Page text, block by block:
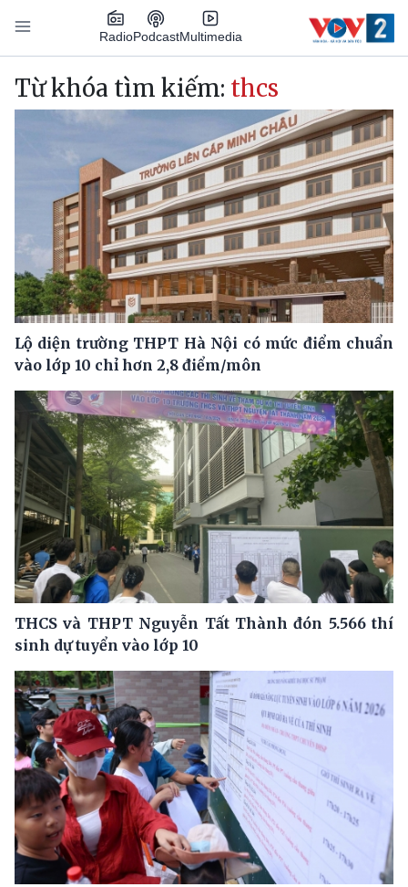
Nhảy đến nội dung
RadioPodcastMultimedia
Main navigation
Từ khóa tìm kiếm: thcs
Lộ diện trường THPT Hà Nội có mức điểm chuẩn
vào lớp 10 chỉ hơn 2,8 điểm/môn
THCS và THPT Nguyễn Tất Thành đón 5.566 thí
sinh dự tuyển vào lớp 10